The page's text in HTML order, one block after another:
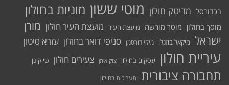
בכדורסל מדיטק חולון מוטי ששון מוניות בחולון
מוסך בחולון מוסך מורשה מועצת העיר מועצת העיר חולון מורן
ישראל מיקאל בוזגלו מיקי דורסמן סניפי דואר בחולון עזרא סיטון
עיריית חולון עסקים בחולון צוק איתן צעירים חולון שי קינן
תחבורה ציבורית תערוכות בחולון